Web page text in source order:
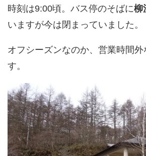
時刻は9:00頃。バス停のそばに柳
いますが今は閉まっていました。
オフシーズンなのか、営業時間
す。